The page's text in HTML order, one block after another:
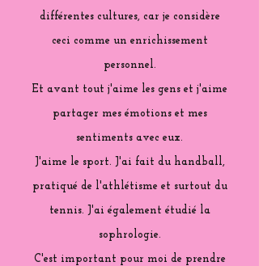
différentes cultures, car je considère
ceci comme un enrichissement
personnel.
Et avant tout j'aime les gens et j'aime
partager mes émotions et mes
sentiments avec eux.
J'aime le sport. J'ai fait du handball,
pratiqué de l'athlétisme et surtout du
tennis. J'ai également étudié la
sophrologie.
C'est important pour moi de prendre